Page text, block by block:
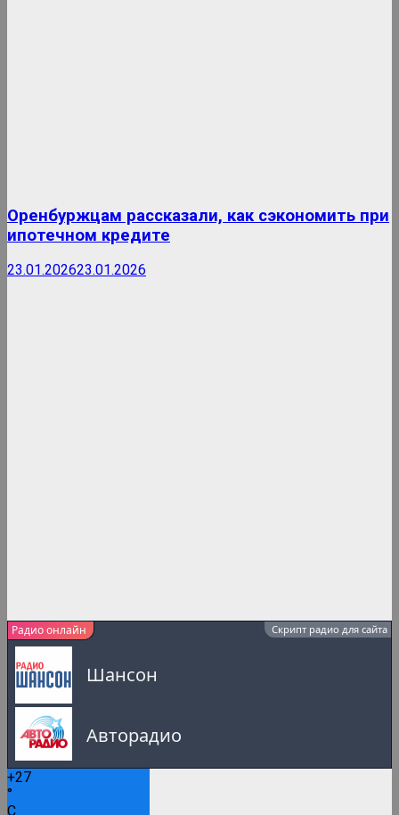
Оренбуржцам рассказали, как сэкономить при
ипотечном кредите
23.01.202623.01.2026
Радио онлайн Скрипт радио для сайта
Шансон
Авторадио
+27
°
C